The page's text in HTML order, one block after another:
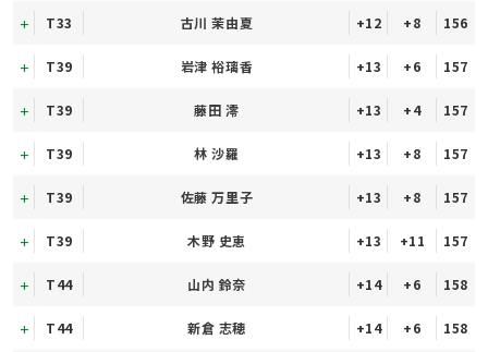
T33 古川 茉由夏 +12 +8 156
T39 岩津 裕璃香 +13 +6 157
T39 藤田 澪 +13 +4 157
T39 林 沙羅 +13 +8 157
T39 佐藤 万里子 +13 +8 157
T39 木野 史恵 +13 +11 157
T44 山内 鈴奈 +14 +6 158
T44 新倉 志穂 +14 +6 158